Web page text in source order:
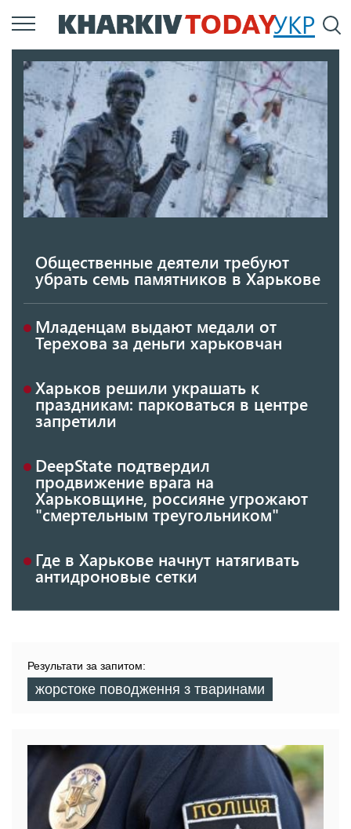
Перейти
к
содержанию
УКР
Общественные деятели требуют
убрать семь памятников в Харькове
Младенцам выдают медали от
Терехова за деньги харьковчан
Харьков решили украшать к
праздникам: парковаться в центре
запретили
DeepState подтвердил
продвижение врага на
Харьковщине, россияне угрожают
"смертельным треугольником"
Где в Харькове начнут натягивать
антидроновые сетки
Результати за запитом:
жорстоке поводження з тваринами